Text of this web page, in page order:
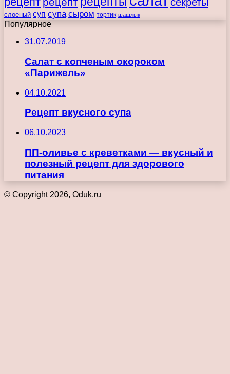
слоеный суп супа сыром тортик шашлык
Популярное
31.07.2019
Салат с копченым окороком
«Парижель»
04.10.2021
Рецепт вкусного супа
06.10.2023
ПП-оливье с креветками — вкусный и
полезный рецепт для здорового
питания
© Copyright 2026, Oduk.ru